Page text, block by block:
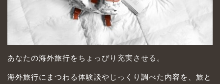
あなたの海外旅行をちょっぴり充実させる。
海外旅行にまつわる体験談やじっくり調べた内容を、旅と